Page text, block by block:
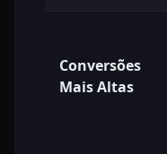
Conversões
Mais Altas